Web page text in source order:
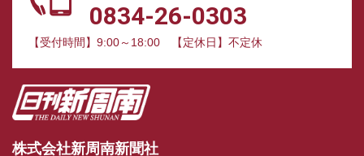
0834-26-0303
【受付時間】9:00～18:00 【定休日】不定休
株式会社新周南新聞社